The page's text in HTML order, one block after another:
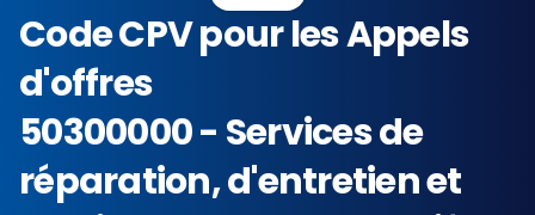
Code CPV pour les Appels
d'offres
50300000 - Services de
réparation, d'entretien et